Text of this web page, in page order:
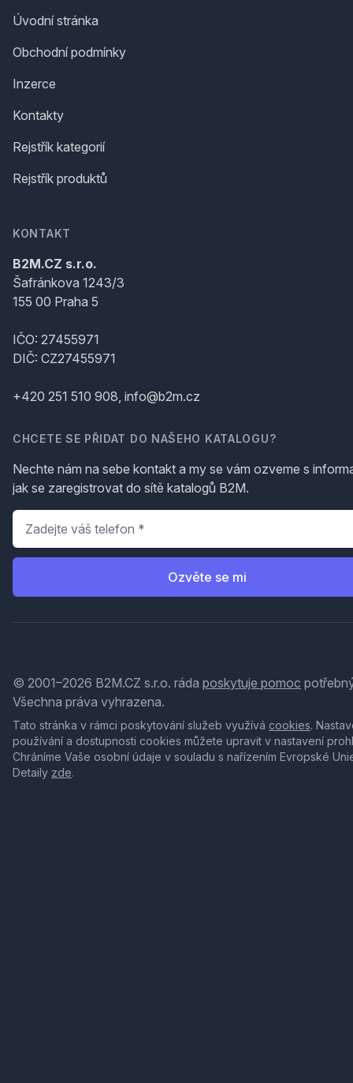
Úvodní stránka
Obchodní podmínky
Inzerce
Kontakty
Rejstřík kategorií
Rejstřík produktů
KONTAKT
B2M.CZ s.r.o.
Šafránkova 1243/3
155 00 Praha 5
IČO: 27455971
DIČ: CZ27455971
+420 251 510 908, info@b2m.cz
CHCETE SE PŘIDAT DO NAŠEHO KATALOGU?
Nechte nám na sebe kontakt a my se vám ozveme s
jak se zaregistrovat do sítě katalogů B2M.
Telefon
Ozvěte se mi
© 2001–2026 B2M.CZ s.r.o. ráda poskytuje pomoc
Všechna práva vyhrazena.
Tato stránka v rámci poskytování služeb využívá cookies.
používání a dostupnosti cookies můžete upravit v nastavení
Chráníme Vaše osobní údaje v souladu s nařízením Evropské
Detaily zde.